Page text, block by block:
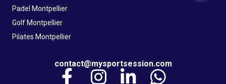
Padel Montpellier
Golf Montpellier
Pilates Montpellier
contact@mysportsession.com